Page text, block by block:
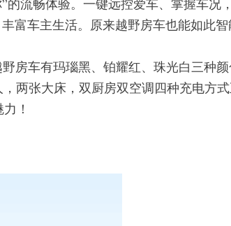
的流畅体验。一键远控爱车、掌握车况
富车主生活。原来越野房车也能如此智
房车有玛瑙黑、铂耀红、珠光白三种
两张大床，双厨房双空调四种充电方
！